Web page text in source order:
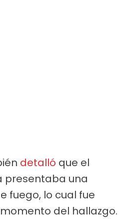
detalló que el
presentaba una
fuego, lo cual fue
del hallazgo.